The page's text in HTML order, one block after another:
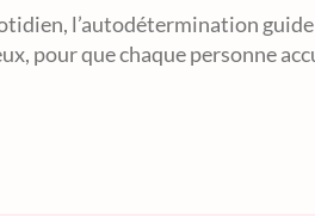
l’autodétermination
que chaque personne